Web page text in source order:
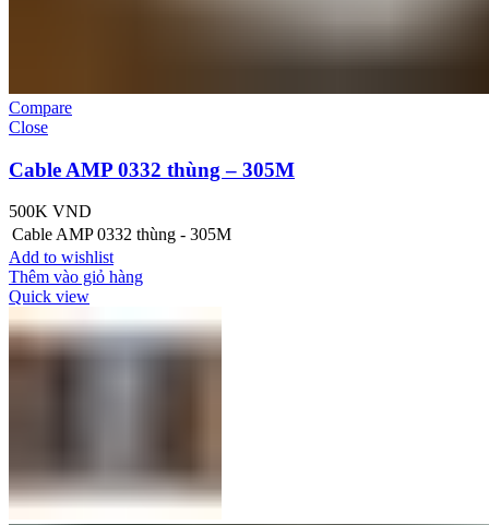
Compare
Close
Cable AMP 0332 thùng – 305M
500K VND
Cable AMP 0332 thùng - 305M
Add to wishlist
Thêm vào giỏ hàng
Quick view